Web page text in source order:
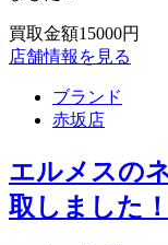
買取金額15000円
店舗情報を見る
ブランド
赤坂店
エルメスの
取しました